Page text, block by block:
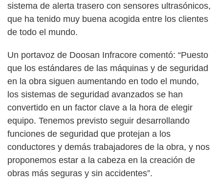
sistema de alerta trasero con sensores ultrasónicos,
que ha tenido muy buena acogida entre los clientes
de todo el mundo.
Un portavoz de Doosan Infracore comentó: “Puesto
que los estándares de las máquinas y de seguridad
en la obra siguen aumentando en todo el mundo,
los sistemas de seguridad avanzados se han
convertido en un factor clave a la hora de elegir
equipo. Tenemos previsto seguir desarrollando
funciones de seguridad que protejan a los
conductores y demás trabajadores de la obra, y nos
proponemos estar a la cabeza en la creación de
obras más seguras y sin accidentes”.